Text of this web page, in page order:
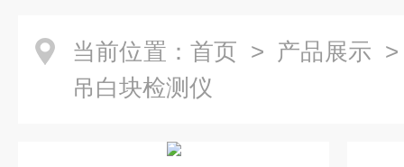
当前位置： 首页 > 产品展示
吊白块检测仪